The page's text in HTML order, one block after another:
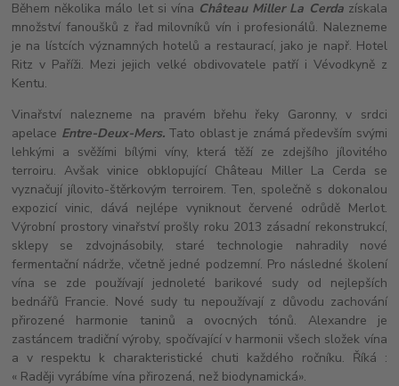
Během několika málo let si vína Château Miller La Cerdazískala
množství fanoušků z řad milovníků vín i profesionálů. Nalezneme
je na lístcích významných hotelů a restaurací, jako je např. Hotel
Ritz v Paříži. Mezi jejich velké obdivovatele patří i Vévodkyně z
Kentu.
Vinařství nalezneme na pravém břehu řeky Garonny, v srdci
apelace Entre-Deux-Mers.Tato oblast je známá především svými
lehkými a svěžími bílými víny, která těží ze zdejšího jílovitého
terroiru. Avšak vinice obklopující Château Miller La Cerda se
vyznačují jílovito-štěrkovým terroirem. Ten, společně s dokonalou
expozicí vinic, dává nejlépe vyniknout červené odrůdě Merlot.
Výrobní prostory vinařství prošly roku 2013 zásadní rekonstrukcí,
sklepy se zdvojnásobily, staré technologie nahradily nové
fermentační nádrže, včetně jedné podzemní. Pro následné školení
vína se zde používají jednoleté barikové sudy od nejlepších
bednářů Francie. Nové sudy tu nepoužívají z důvodu zachování
přirozené harmonie taninů a ovocných tónů. Alexandre je
zastáncem tradiční výroby, spočívající v harmonii všech složek vína
a v respektu k charakteristické chuti každého ročníku. Říká :
« Raději vyrábíme vína přirozená, než biodynamická».